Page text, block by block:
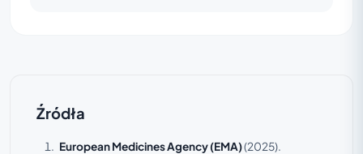
Źródła
European Medicines Agency (EMA)(2025).